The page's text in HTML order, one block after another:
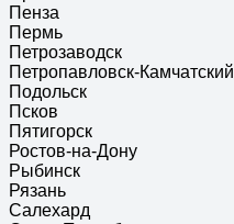
Пенза
Пермь
Петрозаводск
Петропавловск-Камчатский
Подольск
Псков
Пятигорск
Ростов-на-Дону
Рыбинск
Рязань
Салехард